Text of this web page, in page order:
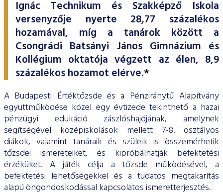
ESG Útmutató
Ignác Technikum és Szakképző Iskola
versenyzője nyerte 28,77 százalékos
hozamával, míg a tanárok között a
Csongrádi Batsányi János Gimnázium és
Kollégium oktatója végzett az élen, 8,9
százalékos hozamot elérve.*
A Budapesti Értéktőzsde és a Pénziránytű Alapítvány
együttműködése közel egy évtizede tekinthető a hazai
pénzügyi edukáció zászlóshajójának, amelynek
segítségével középiskolások mellett 7-8. osztályos
diákok, valamint tanáraik és szüleik is összemérhetik
tőzsdei ismereteiket, és kipróbálhatják befektetési
érzéküket. A játék célja a tőzsde működésével, a
befektetési lehetőségekkel és a tudatos megtakarítás
alapú öngondoskodással kapcsolatos ismeretterjesztés.